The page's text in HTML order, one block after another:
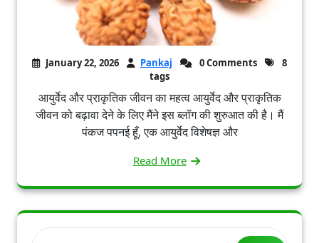
January 22, 2026 Pankaj 0 Comments
8
tags
आयुर्वेद और प्राकृतिक जीवन का महत्व आयुर्वेद और प्राकृतिक
जीवन को बढ़ावा देने के लिए मैंने इस ब्लॉग की शुरुआत की है। मैं
पंकज पपनई हूँ, एक आयुर्वेद विशेषज्ञ और
Read More